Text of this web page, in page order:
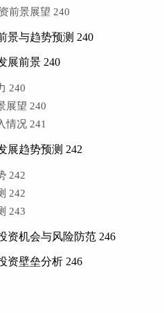
前景展望 240
景与趋势预测 240
展前景 240
240
展望 240
情况 241
展趋势预测 242
242
242
243
资机会与风险防范 246
资壁垒分析 246